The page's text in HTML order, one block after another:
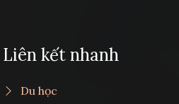
Liên kết nhanh
Du học